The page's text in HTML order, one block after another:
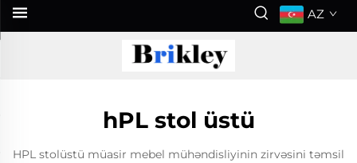
AZ
hPL stol üstü
HPL stolüstü müasir mebel mühəndisliyinin zirvəsini təmsil